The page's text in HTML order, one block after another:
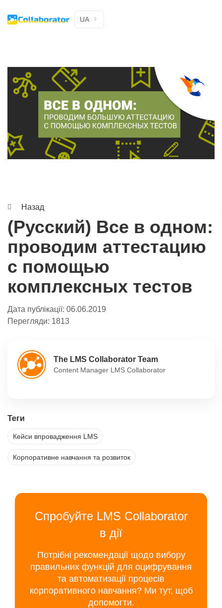
UA
Назад
(Русский) Все в одном:
проводим аттестацию
с помощью
комплексных тестов
Дата публікації: 06.06.2019
Перегляди: 1813
The LMS Collaborator Team
Content Manager LMS Collaborator
Теги
Кейси впровадження LMS
Корпоративне навчання та розвиток
Спробуйте LMS Collaborator
в дії
Потрібні рекомендації щодо вибору
правильних функцій для оцифрування
та автоматизації процесів
корпоративного навчання? Ми тут, щоб
допомогти.